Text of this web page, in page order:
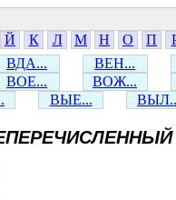
Й К Л М Н О П
ВДА...
ВЕН...
ВОЕ...
ВОЖ...
ВЫЕ...